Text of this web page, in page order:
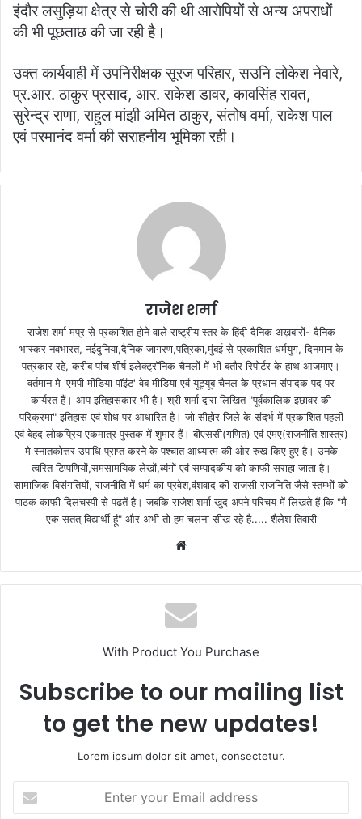
इंदौर लसुड़िया क्षेत्र से चोरी की थी आरोपियों से अन्य अपराधों
की भी पूछताछ की जा रही है।
उक्त कार्यवाही में उपनिरीक्षक सूरज परिहार, सउनि लोकेश नेवारे,
प्र.आर. ठाकुर प्रसाद, आर. राकेश डावर, कावसिंह रावत,
सुरेन्द्र राणा, राहुल मांझी अमित ठाकुर, संतोष वर्मा, राकेश पाल
एवं परमानंद वर्मा की सराहनीय भूमिका रही।
राजेश शर्मा
राजेश शर्मा मप्र से प्रकाशित होने वाले राष्ट्रीय स्तर के हिंदी दैनिक अख़बारों- दैनिक
भास्कर नवभारत, नईदुनिया,दैनिक जागरण,पत्रिका,मुंबई से प्रकाशित धर्मयुग, दिनमान के
पत्रकार रहे, करीब पांच शीर्ष इलेक्ट्रॉनिक चैनलों में भी बतौर रिपोर्टर के हाथ आजमाए।
वर्तमान मे 'एमपी मीडिया पॉइंट' वेब मीडिया एवं यूट्यूब चैनल के प्रधान संपादक पद पर
कार्यरत हैं। आप इतिहासकार भी है। श्री शर्मा द्वारा लिखित "पूर्वकालिक इछावर की
परिक्रमा" इतिहास एवं शोध पर आधारित है। जो सीहोर जिले के संदर्भ में प्रकाशित पहली
एवं बेहद लोकप्रिय एकमात्र पुस्तक में शुमार हैं। बीएससी(गणित) एवं एमए(राजनीति शास्त्र)
मे स्नातकोत्तर उपाधि प्राप्त करने के पश्चात आध्यात्म की ओर रुख किए हुए है। उनके
त्वरित टिप्पणियों,समसामयिक लेखों,व्यंगों एवं सम्पादकीय को काफी सराहा जाता है।
सामाजिक विसंगतियों, राजनीति में धर्म का प्रवेश,वंशवाद की राजसी राजनिति जैसे स्तम्भों को
पाठक काफी दिलचस्पी से पढतें है। जबकि राजेश शर्मा खुद अपने परिचय में लिखते हैं कि "मै
एक सतत् विद्यार्थी हूं" और अभी तो हम चलना सीख रहे है..... शैलेश तिवारी
b
s
i
e
With Product You Purchase
Subscribe to our mailing list
to get the new updates!
Lorem ipsum dolor sit amet, consectetur.